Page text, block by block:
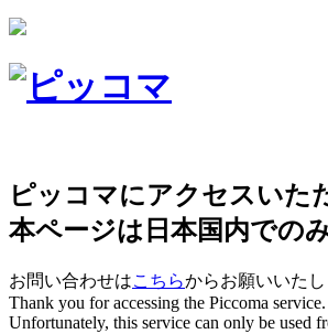
ピッコマにアクセスいた
本ページは日本国内での
お問い合わせはこちらからお願いいたし
Thank you for accessing the Piccoma service.
Unfortunately, this service can only be used